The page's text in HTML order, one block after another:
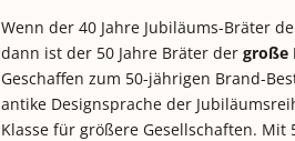
Wenn der 40 Jahre Jubiläums-Bräter
dann ist der 50 Jahre Bräter der große
Geschaffen zum 50-jährigen Brand-
antike Designsprache der
Klasse für größere Gesellschaften. Mit